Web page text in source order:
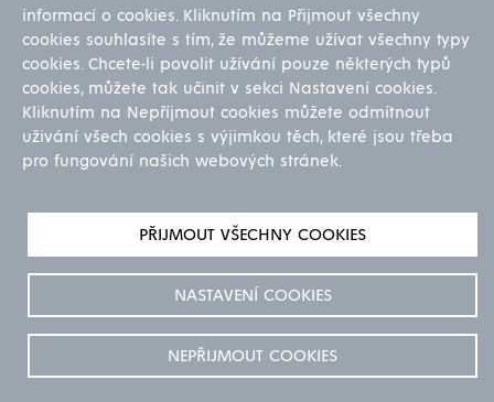
Kariéra
O nás
© All rights reserved. WITKOWITZ
Designed byLa Taupe2026
informací o cookies. Kliknutím na Přijmout všechny
cookies souhlasíte s tím, že můžeme užívat všechny typy
cookies. Chcete-li povolit užívání pouze některých typů
cookies, můžete tak učinit v sekci Nastavení cookies.
Kliknutím na Nepříjmout cookies můžete odmítnout
uživání všech cookies s výjimkou těch, které jsou třeba
pro fungování našich webových stránek.
PŘIJMOUT VŠECHNY COOKIES
NASTAVENÍ COOKIES
NEPŘIJMOUT COOKIES